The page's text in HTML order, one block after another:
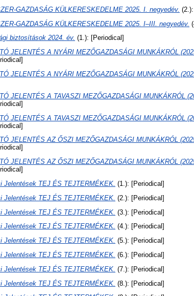
GAZDASÁG KÜLKERESKEDELME 2025. I. negyedév.
GAZDASÁG KÜLKERESKEDELME 2025. I–III. negyedév.
biztosítások 2024. év. (1.): [Periodical]
JELENTÉS A NYÁRI MEZŐGAZDASÁGI MUNKÁKRÓL
JELENTÉS A NYÁRI MEZŐGAZDASÁGI MUNKÁKRÓL
JELENTÉS A TAVASZI MEZŐGAZDASÁGI MUNKÁKRÓL
JELENTÉS A TAVASZI MEZŐGAZDASÁGI MUNKÁKRÓL
JELENTÉS AZ ŐSZI MEZŐGAZDASÁGI MUNKÁKRÓL
JELENTÉS AZ ŐSZI MEZŐGAZDASÁGI MUNKÁKRÓL
Jelentések TEJ ÉS TEJTERMÉKEK. (1.): [Periodical]
Jelentések TEJ ÉS TEJTERMÉKEK. (2.): [Periodical]
Jelentések TEJ ÉS TEJTERMÉKEK. (3.): [Periodical]
Jelentések TEJ ÉS TEJTERMÉKEK. (4.): [Periodical]
Jelentések TEJ ÉS TEJTERMÉKEK. (5.): [Periodical]
Jelentések TEJ ÉS TEJTERMÉKEK. (6.): [Periodical]
Jelentések TEJ ÉS TEJTERMÉKEK. (7.): [Periodical]
Jelentések TEJ ÉS TEJTERMÉKEK. (8.): [Periodical]